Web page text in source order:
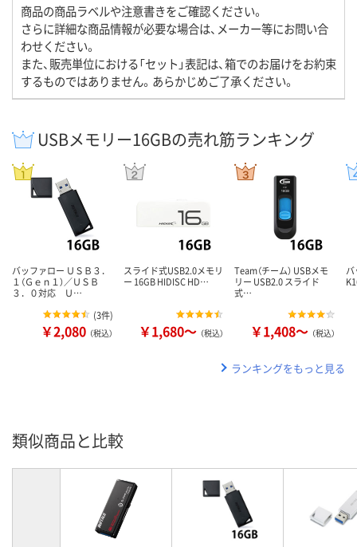
商品の商品ラベルや注意書きをご確認ください。
さらに詳細な商品情報が必要な場合は、メーカー等にお問い合
わせください。
また、販売単位における「セット」表記は、箱でのお届けをお約束
するものではありません。あらかじめご了承ください。
USBメモリー16GBの売れ筋ランキング
バッファロー ＵＳＢ３．
１（Ｇｅｎ１）／ＵＳＢ
３．０対応 Ｕ…
(3件)
￥2,080 （税込）
スライド式USB2.0メモリ
ー 16GB HIDISC HD…
￥1,680～ （税込）
Team（チーム） USBメモ
リー USB2.0 スライド
式…
￥1,408～ （税込）
ランキングをもっと見る
類似商品と比較